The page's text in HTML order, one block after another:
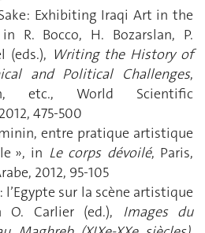
Exhibiting Iraqi Art in the
R. Bocco, H. Bozarslan, P.
(eds.), Writing the History of
and Political Challenges,
etc., World Scientific
475-500
entre pratique artistique
», in Le corps dévoilé, Paris,
2012, 95-105
l’Egypte sur la scène artistique
O. Carlier (ed.), Images du